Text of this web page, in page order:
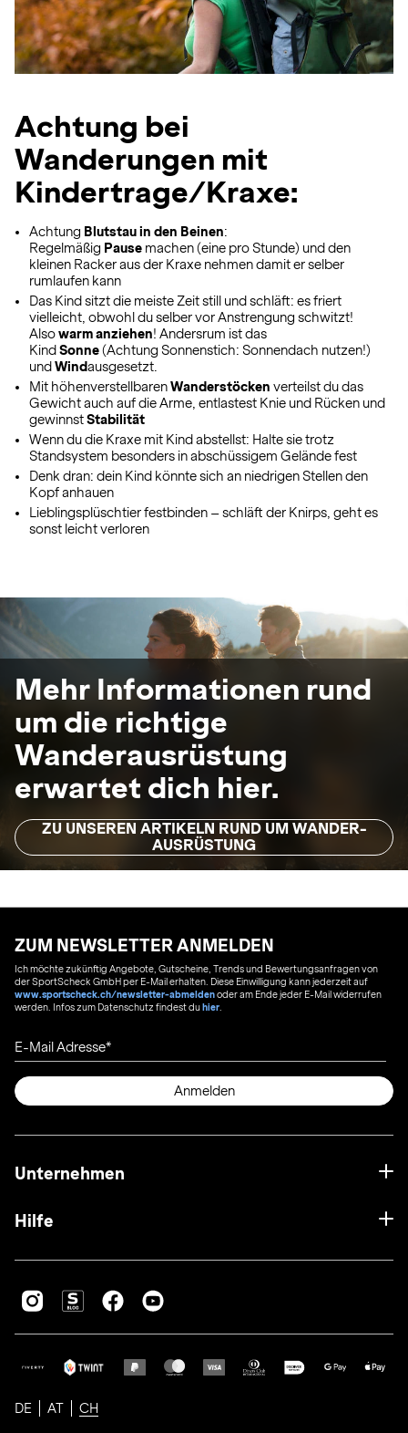
Achtung bei
Wanderungen mit
Kindertrage/Kraxe:
Achtung Blutstau in den Beinen:
Regelmäßig Pause machen (eine pro Stunde) und den
kleinen Racker aus der Kraxe nehmen damit er selber
rumlaufen kann
Das Kind sitzt die meiste Zeit still und schläft: es friert
vielleicht, obwohl du selber vor Anstrengung schwitzt!
Alsowarm anziehen! Andersrum ist das
Kind Sonne(Achtung Sonnenstich: Sonnendach nutzen!)
und Windausgesetzt.
Mit höhenverstellbarenWanderstöcken verteilst du das
Gewicht auch auf die Arme, entlastest Knie und Rücken und
gewinnstStabilität
Wenn du die Kraxe mit Kind abstellst: Halte sie trotz
Standsystem besonders in abschüssigem Gelände fest
Denk dran: dein Kind könnte sich an niedrigen Stellen den
Kopf anhauen
Lieblingsplüschtier festbinden – schläft der Knirps, geht es
sonst leicht verloren
Mehr Informationen rund
um die richtige
Wanderausrüstung
erwartet dich hier.
ZU UNSEREN ARTIKELN RUND UM WANDER-
AUSRÜSTUNG
ZUM NEWSLETTER ANMELDEN
Ich möchte zukünftig Angebote, Gutscheine, Trends und Bewertungsanfragen von
der SportScheck GmbH per E-Mail erhalten. Diese Einwilligung kann jederzeit auf
www.sportscheck.ch/newsletter-abmeldenoder am Ende jeder E-Mail widerrufen
werden. Infos zum Datenschutz findest duhier
E-Mail Adresse
Anmelden
Unternehmen
Hilfe
DE AT CH